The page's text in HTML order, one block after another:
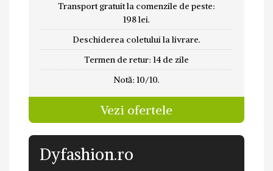
Transport gratuit la comenzile de peste:
198 lei.
Deschiderea coletului la livrare.
Termen de retur: 14 de zile
Notă: 10/10.
Vezi ofertele
Dyfashion.ro